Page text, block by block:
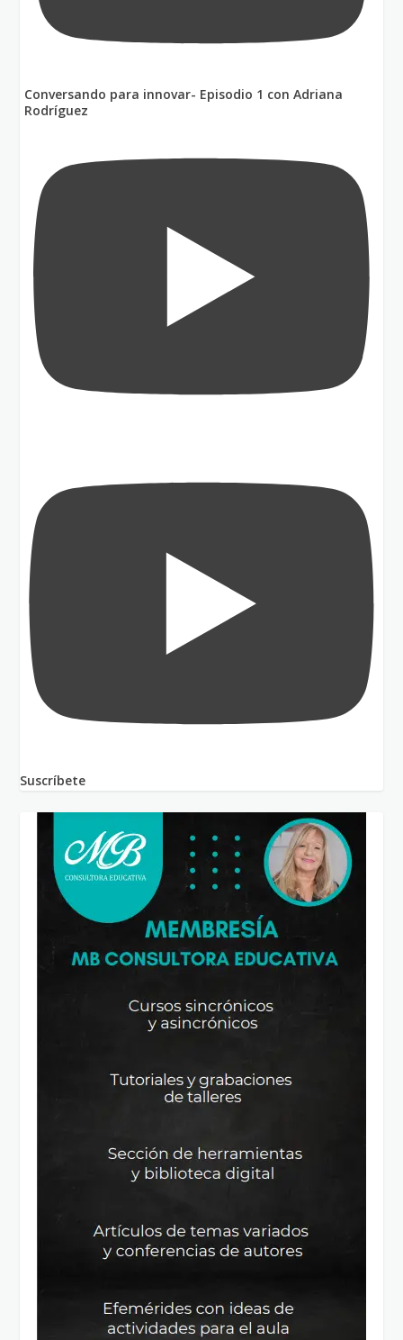
Conversando para innovar- Episodio 1 con Adriana
Rodríguez
Suscríbete